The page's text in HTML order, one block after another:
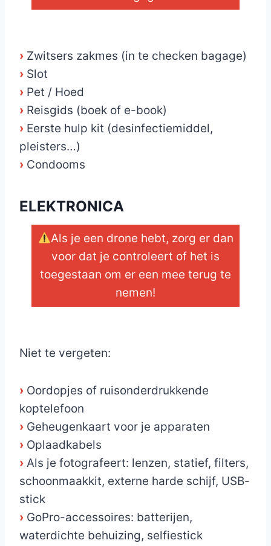
› Zwitsers zakmes (in te checken bagage)
› Slot
› Pet / Hoed
› Reisgids (boek of e-book)
› Eerste hulp kit (desinfectiemiddel,
pleisters…)
› Condooms
ELEKTRONICA
Als je een drone hebt, zorg er dan
voor dat je controleert of het is
toegestaan om er een mee terug te
nemen!
Niet te vergeten:
› Oordopjes of ruisonderdrukkende
koptelefoon
› Geheugenkaart voor je apparaten
› Oplaadkabels
› Als je fotografeert: lenzen, statief, filters,
schoonmaakkit, externe harde schijf, USB-
stick
› GoPro-accessoires: batterijen,
waterdichte behuizing, selfiestick